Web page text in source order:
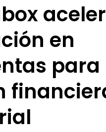
en
para